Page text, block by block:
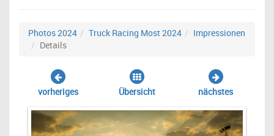
Photos 2024 Truck Racing Most 2024
Impressionen
Details
vorheriges Übersicht nächstes